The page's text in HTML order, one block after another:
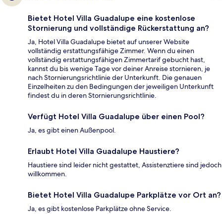
Bietet Hotel Villa Guadalupe eine kostenlose
Stornierung und vollständige Rückerstattung an?
Ja, Hotel Villa Guadalupe bietet auf unserer Website
vollständig erstattungsfähige Zimmer. Wenn du einen
vollständig erstattungsfähigen Zimmertarif gebucht hast,
kannst du bis wenige Tage vor deiner Anreise stornieren, je
nach Stornierungsrichtlinie der Unterkunft. Die genauen
Einzelheiten zu den Bedingungen der jeweiligen Unterkunft
findest du in deren Stornierungsrichtlinie.
Verfügt Hotel Villa Guadalupe über einen Pool?
Ja, es gibt einen Außenpool.
Erlaubt Hotel Villa Guadalupe Haustiere?
Haustiere sind leider nicht gestattet, Assistenztiere sind jedoch
willkommen.
Bietet Hotel Villa Guadalupe Parkplätze vor Ort an?
Ja, es gibt kostenlose Parkplätze ohne Service.